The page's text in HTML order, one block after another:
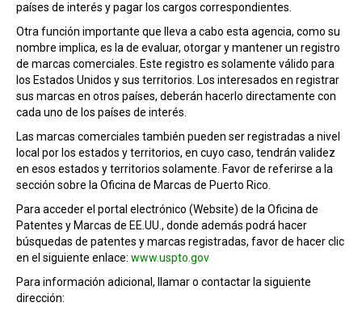
países de interés y pagar los cargos correspondientes.
Otra función importante que lleva a cabo esta agencia, como su
nombre implica, es la de evaluar, otorgar y mantener un registro
de marcas comerciales. Este registro es solamente válido para
los Estados Unidos y sus territorios. Los interesados en registrar
sus marcas en otros países, deberán hacerlo directamente con
cada uno de los países de interés.
Las marcas comerciales también pueden ser registradas a nivel
local por los estados y territorios, en cuyo caso, tendrán validez
en esos estados y territorios solamente. Favor de referirse a la
sección sobre la Oficina de Marcas de Puerto Rico.
Para acceder el portal electrónico (Website) de la Oficina de
Patentes y Marcas de EE.UU., donde además podrá hacer
búsquedas de patentes y marcas registradas, favor de hacer clic
en el siguiente enlace: www.uspto.gov
Para información adicional, llamar o contactar la siguiente
dirección: